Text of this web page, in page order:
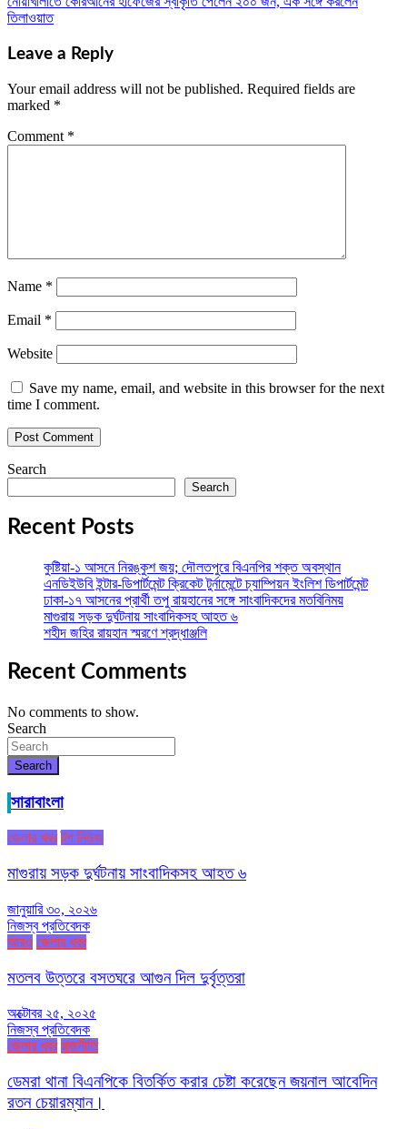
navigation
তিলাওয়াত
Leave a Reply
Your email address will not be published. Required fields are
marked *
Comment *
Name *
Email *
Website
Save my name, email, and website in this browser for the next
time I comment.
Search
Search
Recent Posts
কুষ্টিয়া-১ আসনে নিরঙ্কুশ জয়; দৌলতপুরে বিএনপির শক্ত অবস্থান
এনডিইউবি ইন্টার-ডিপার্টমেন্ট ক্রিকেট টুর্নামেন্টে চ্যাম্পিয়ন ইংলিশ ডিপার্টমেন্ট
ঢাকা-১৭ আসনের প্রার্থী তপু রায়হানের সঙ্গে সাংবাদিকদের মতবিনিময়
মাগুরায় সড়ক দুর্ঘটনায় সাংবাদিকসহ আহত ৬
শহীদ জহির রায়হান স্মরণে শ্রদ্ধাঞ্জলি
Recent Comments
No comments to show.
Search
Search
সারাবাংলা
জেলার খবর টপ নিউজ
মাগুরায় সড়ক দুর্ঘটনায় সাংবাদিকসহ আহত ৬
জানুয়ারি ৩০, ২০২৬
নিজস্ব প্রতিবেদক
আরও জেলার খবর
মতলব উত্তরে বসতঘরে আগুন দিল দুর্বৃত্তরা
অক্টোবর ২৫, ২০২৫
নিজস্ব প্রতিবেদক
জেলার খবর রাজনীতি
ডেমরা থানা বিএনপিকে বিতর্কিত করার চেষ্টা করেছেন জয়নাল আবেদিন
রতন চেয়ারম্যান।